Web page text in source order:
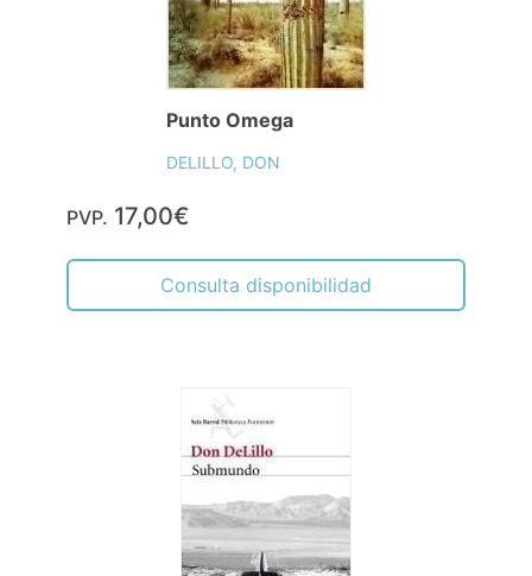
Punto Omega
DELILLO, DON
PVP. 17,00€
Consulta disponibilidad